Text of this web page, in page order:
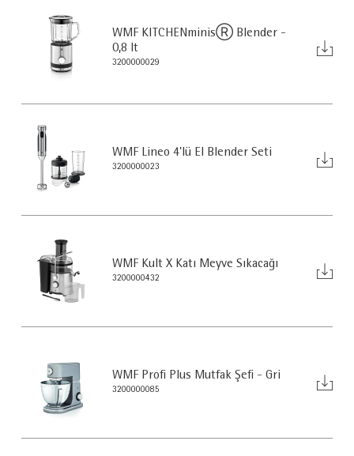
WMF KITCHENminisⓇ Blender -
0,8 lt
3200000029
WMF Lineo 4'lü El Blender Seti
3200000023
WMF Kult X Katı Meyve Sıkacağı
3200000432
WMF Profi Plus Mutfak Şefi - Gri
3200000085